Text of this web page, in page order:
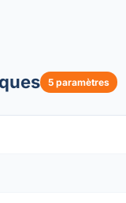
5 paramètres